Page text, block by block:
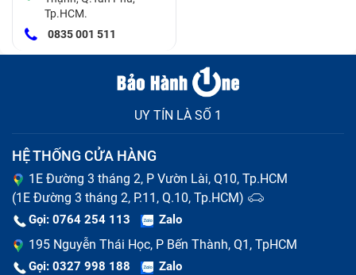
Tp.HCM.
0835 001 511
UY TÍN LÀ SỐ 1
HỆ THỐNG CỬA HÀNG
1E Đường 3 tháng 2, P Vườn Lài, Q10, Tp.HCM
(1E Đường 3 tháng 2, P.11, Q.10, Tp.HCM)
Gọi: 0764 254 113 Zalo
195 Nguyễn Thái Học, P Bến Thành, Q1, TpHCM
Gọi: 0327 998 188 Zalo